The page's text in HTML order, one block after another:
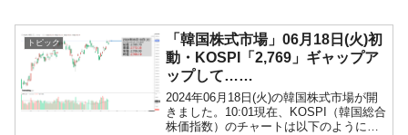
塊！
Fact1
夏の甲子園、優勝校を最も多く輩出している都道
府県とは？
Fact1 今話題の「楽天ライオンズ」とは？
トピック
「韓国株式市場」06月18日(火)初
動・KOSPI「2,769」ギャップア
ップして……
2024年06月18日(火)の韓国株式市場が開
きました。10:01現在、KOSPI（韓国総合
株価指数）のチャートは以下のようにな